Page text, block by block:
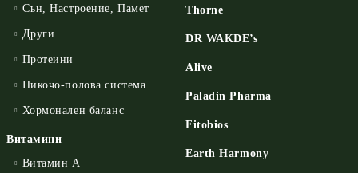
Сън, Настроение, Памет
Други
Протеини
Пикочо-полова система
Хормонален баланс
Витамини
Витамин А
Thorne
DR WAKDE’s
Alive
Paladin Pharma
Fitobios
Earth Harmony